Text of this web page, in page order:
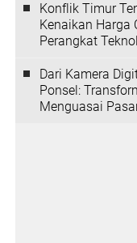
Konflik Timur
Kenaikan Harga
Perangkat
Dari Kamera
Ponsel:
Menguasai